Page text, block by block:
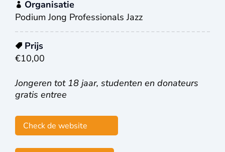
Organisatie
Podium Jong Professionals Jazz
Prijs
€10,00
Jongeren tot 18 jaar, studenten en donateurs
gratis entree
Check de website